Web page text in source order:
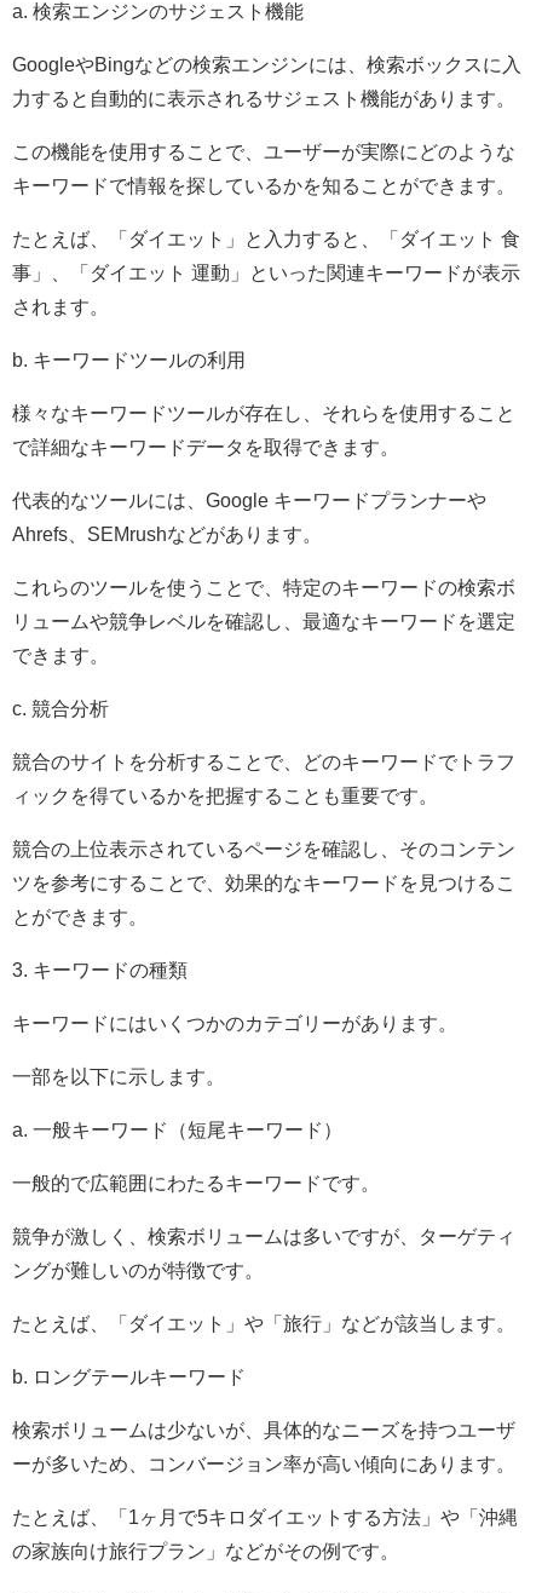
a. 検索エンジンのサジェスト機能
GoogleやBingなどの検索エンジンには、検索ボックスに入
力すると自動的に表示されるサジェスト機能があります。
この機能を使用することで、ユーザーが実際にどのような
キーワードで情報を探しているかを知ることができます。
たとえば、「ダイエット」と入力すると、「ダイエット 食
事」、「ダイエット 運動」といった関連キーワードが表示
されます。
b. キーワードツールの利用
様々なキーワードツールが存在し、それらを使用すること
で詳細なキーワードデータを取得できます。
代表的なツールには、Google キーワードプランナーや
Ahrefs、SEMrushなどがあります。
これらのツールを使うことで、特定のキーワードの検索ボ
リュームや競争レベルを確認し、最適なキーワードを選定
できます。
c. 競合分析
競合のサイトを分析することで、どのキーワードでトラフ
ィックを得ているかを把握することも重要です。
競合の上位表示されているページを確認し、そのコンテン
ツを参考にすることで、効果的なキーワードを見つけるこ
とができます。
3. キーワードの種類
キーワードにはいくつかのカテゴリーがあります。
一部を以下に示します。
a. 一般キーワード（短尾キーワード）
一般的で広範囲にわたるキーワードです。
競争が激しく、検索ボリュームは多いですが、ターゲティ
ングが難しいのが特徴です。
たとえば、「ダイエット」や「旅行」などが該当します。
b. ロングテールキーワード
検索ボリュームは少ないが、具体的なニーズを持つユーザ
ーが多いため、コンバージョン率が高い傾向にあります。
たとえば、「1ヶ月で5キロダイエットする方法」や「沖縄
の家族向け旅行プラン」などがその例です。